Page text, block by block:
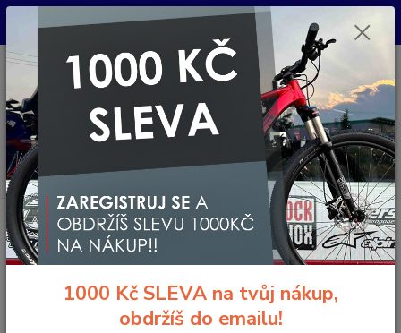
Pro nachystání kola / doplňků na prodejně si prosím zavolejte dopředu.
Menu
CZK
Hledat
+420 733 792 733
PO-PÁ 10:00-17:00 | SO: 9:00-12:00
Úvod Komponenty na kolo Řídítka Průměr 31,8 mm
Řidítka
Renthal FatBar V2 31,8 / 800 (černá)
Řidítka Renthal FatBar V2 31,8 /
800 (černá)
1000 Kč SLEVA na tvůj nákup,
obdržíš do emailu!